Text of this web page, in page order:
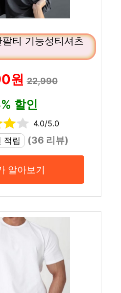
티 기능성티셔츠
원22,990
할인
4.0/5.0
적립
(36 리뷰)
알아보기